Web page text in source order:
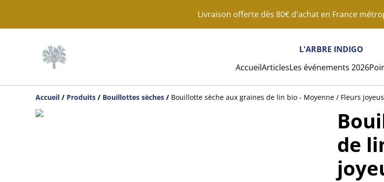
Livraison offerte dès 80€ d'achat en France
L'ARBRE INDIGO
AccueilArticlesLes événements 2026
Accueil / Produits / Bouillottes sèches / Bouillotte sèche aux graines de lin bio - Moyenne / Fleurs
de